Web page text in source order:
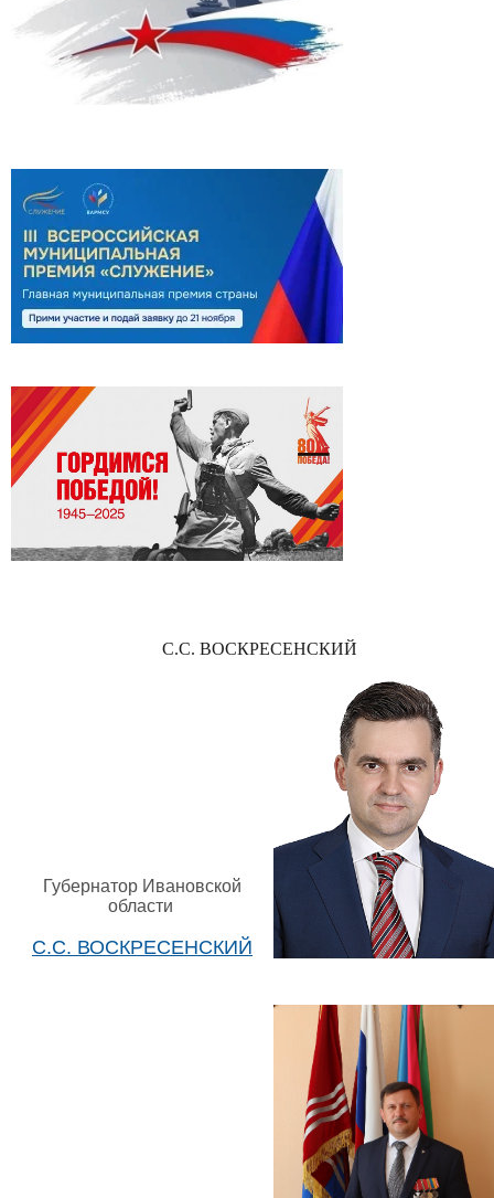
С.С. ВОСКРЕСЕНСКИЙ
Губернатор Ивановской
области
С.С. ВОСКРЕСЕНСКИЙ